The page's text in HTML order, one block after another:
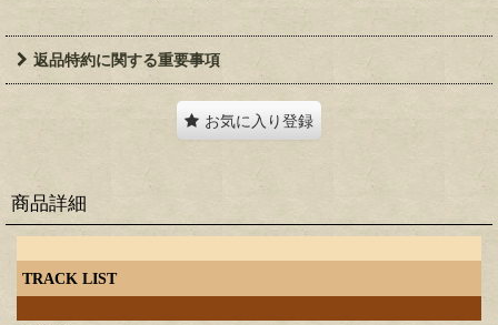
返品特約に関する重要事項
お気に入り登録
商品詳細
TRACK LIST